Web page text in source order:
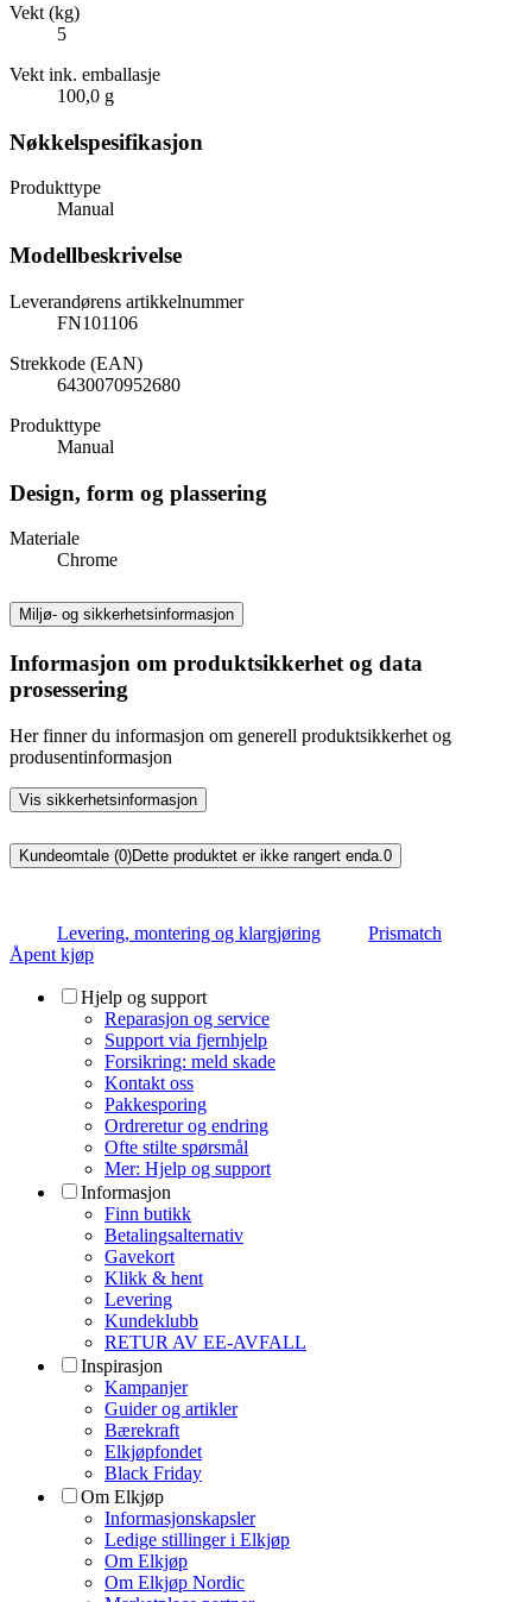
Vekt (kg)
5
Vekt ink. emballasje
100,0 g
Nøkkelspesifikasjon
Produkttype
Manual
Modellbeskrivelse
Leverandørens artikkelnummer
FN101106
Strekkode (EAN)
6430070952680
Produkttype
Manual
Design, form og plassering
Materiale
Chrome
Miljø- og sikkerhetsinformasjon
Informasjon om produktsikkerhet og data
prosessering
Her finner du informasjon om generell produktsikkerhet og
produsentinformasjon
Vis sikkerhetsinformasjon
Kundeomtale (0)Dette produktet er ikke rangert enda. 0
Levering, montering og klargjøring
Prismatch
Åpent kjøp
Hjelp og support
Reparasjon og service
Support via fjernhjelp
Forsikring: meld skade
Kontakt oss
Pakkesporing
Ordreretur og endring
Ofte stilte spørsmål
Mer: Hjelp og support
Informasjon
Finn butikk
Betalingsalternativ
Gavekort
Klikk & hent
Levering
Kundeklubb
RETUR AV EE-AVFALL
Inspirasjon
Kampanjer
Guider og artikler
Bærekraft
Elkjøpfondet
Black Friday
Om Elkjøp
Informasjonskapsler
Ledige stillinger i Elkjøp
Om Elkjøp
Om Elkjøp Nordic